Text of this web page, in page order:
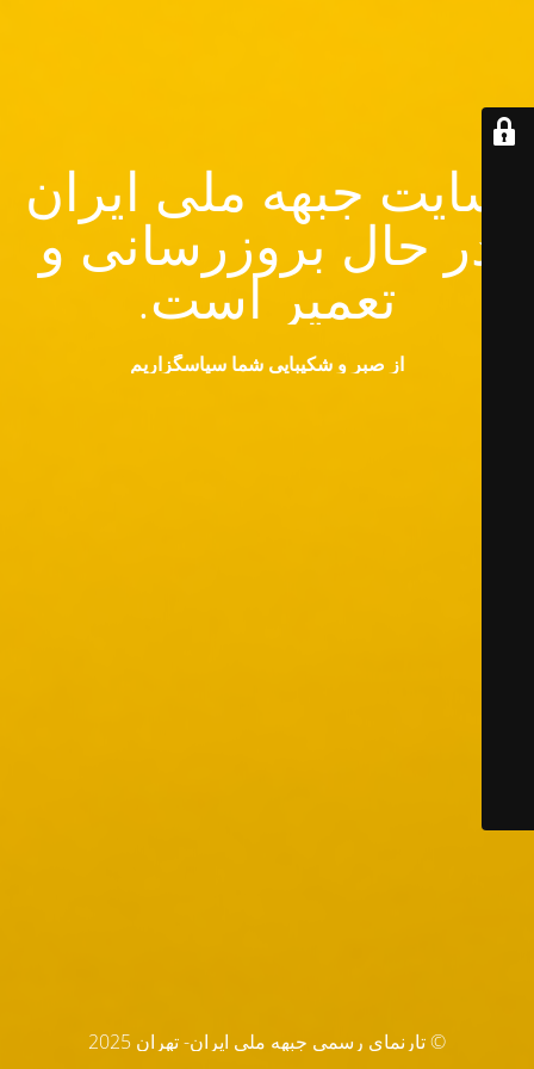
سایت جبهه ملی ایران
در حال بروزرسانی و
تعمیر است.
از صبر و شکیبایی شما سپاسگزاریم
© تارنماي رسمي جبهه ملي ايران- تهران 2025